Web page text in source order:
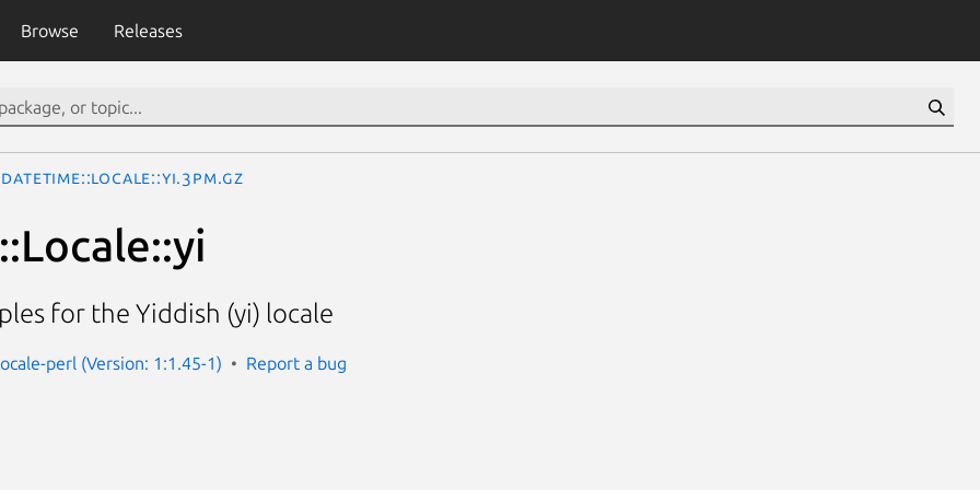
Browse Releases
DateTime::Locale::yi.3pm.gz
for the Yiddish (yi) locale
perl (Version: 1:1.45-1) Report a bug